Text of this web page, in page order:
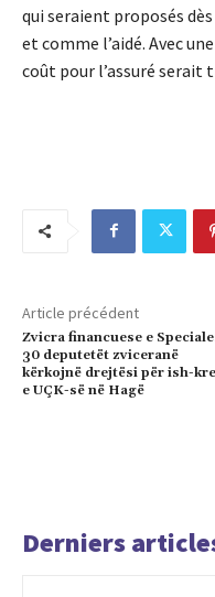
qui seraient proposés
et comme l’aidé. Avec
coût pour l’assuré serait
Article précédent
Zvicra financuese e
30 deputetët zviceranë
kërkojnë drejtësi për ish-
e UÇK-së në Hagë
Derniers